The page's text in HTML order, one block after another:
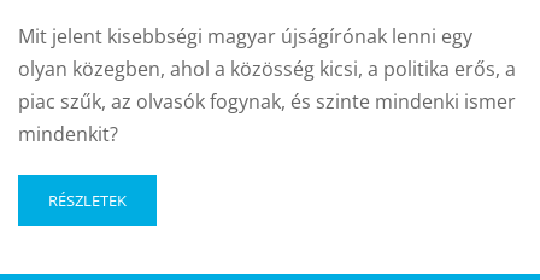
Mit jelent kisebbségi magyar újságírónak lenni egy
olyan közegben, ahol a közösség kicsi, a politika erős, a
piac szűk, az olvasók fogynak, és szinte mindenki ismer
mindenkit?
RÉSZLETEK